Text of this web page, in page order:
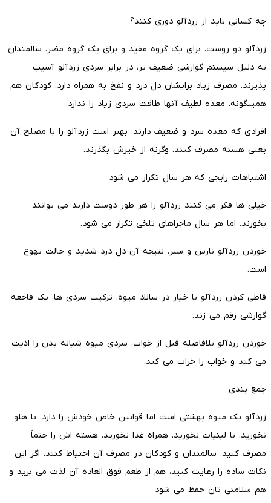
چه کسانی باید از زردآلو دوری کنند؟
زردآلو دو روست. برای یک گروه مفید و برای یک گروه مضر. سالمندان
به دلیل سیستم گوارشی ضعیف تر، در برابر سردی زردآلو آسیب
پذیرند. مصرف زیاد برایشان دل درد و نفخ به همراه دارد. کودکان هم
همینگونه. معده لطیف آنها طاقت سردی زیاد را ندارد.
افرادی که معده سرد و ضعیف دارند، بهتر است زردآلو را با مصلح آن
یعنی هسته مصرف کنند. وگرنه از خیرش بگذرند.
اشتباهات رایجی که هر سال تکرار می شود
خیلی ها فکر می کنند زردآلو را هر طور دوست دارند می توانند
بخورند. اما هر سال ماجراهای تلخی تکرار می شود.
خوردن زردآلو نارس و سبز. نتیجه آن دل درد شدید و حالت تهوع
است.
قاطی کردن زردآلو با خیار در سالاد میوه. ترکیب سردی ها، یک فاجعه
گوارشی رقم می زند.
خوردن زردآلو بلافاصله قبل از خواب. سردی میوه شبانه بدن را اذیت
می کند و خواب را خراب می کند.
جمع بندی
زردآلو یک میوه بهشتی است اما قوانین خاص خودش را دارد. با هلو
نخورید. با لبنیات نخورید. همراه غذا نخورید. هسته اش را حتماً
مصرف کنید. سالمندان و کودکان در مصرف آن احتیاط کنند. اگر این
نکات ساده را رعایت کنید، هم از طعم فوق العاده آن لذت می برید و
هم سلامتی تان حفظ می شود